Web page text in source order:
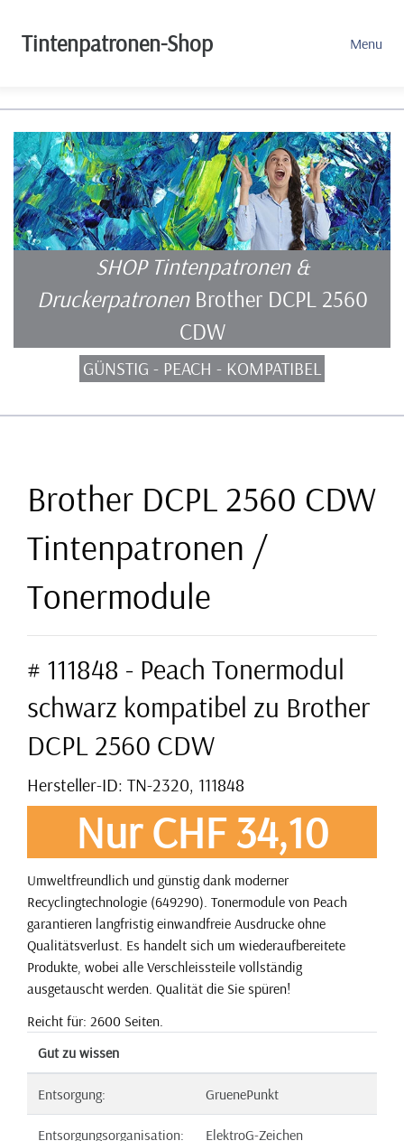
Tintenpatronen-Shop Menu
SHOP Tintenpatronen &
Druckerpatronen Brother DCPL 2560
CDW
GÜNSTIG - PEACH - KOMPATIBEL
Brother DCPL 2560 CDW
Tintenpatronen /
Tonermodule
# 111848 - Peach Tonermodul
schwarz kompatibel zu Brother
DCPL 2560 CDW
Hersteller-ID: TN-2320, 111848
Nur CHF 34,10
Umweltfreundlich und günstig dank moderner
Recyclingtechnologie (649290). Tonermodule von Peach
garantieren langfristig einwandfreie Ausdrucke ohne
Qualitätsverlust. Es handelt sich um wiederaufbereitete
Produkte, wobei alle Verschleissteile vollständig
ausgetauscht werden. Qualität die Sie spüren!
Reicht für: 2600 Seiten.
Gut zu wissen
Entsorgung: GruenePunkt
Entsorgungsorganisation: ElektroG-Zeichen